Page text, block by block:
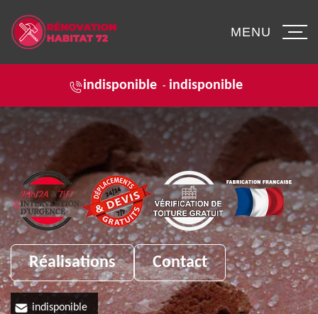
indisponible - indisponible
MENU
Réalisations Contact
indisponible